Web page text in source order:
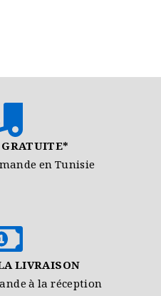
en Tunisie
LIVRAISON
à la réception